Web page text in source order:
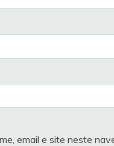
email e site neste